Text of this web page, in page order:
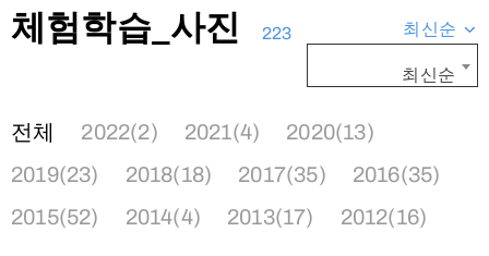
체험학습_사진 223 최신순
최신순
전체 2022(2) 2021(4)
2020(13)
2019(23)
2018(18) 2017(35)
2016(35)
2015(52)
2014(4) 2013(17) 2012(16)